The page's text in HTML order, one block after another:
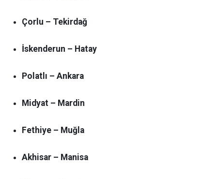
Çorlu – Tekirdağ
İskenderun – Hatay
Polatlı – Ankara
Midyat – Mardin
Fethiye – Muğla
Akhisar – Manisa